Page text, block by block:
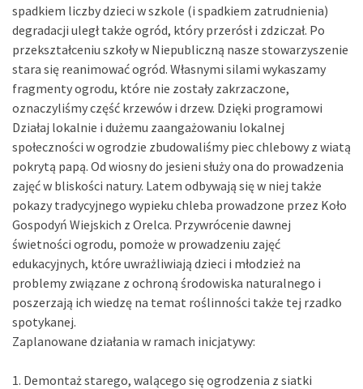
spadkiem liczby dzieci w szkole (i spadkiem zatrudnienia)
degradacji uległ także ogród, który przerósł i zdziczał. Po
przekształceniu szkoły w Niepubliczną nasze stowarzyszenie
stara się reanimować ogród. Własnymi silami wykaszamy
fragmenty ogrodu, które nie zostały zakrzaczone,
oznaczyliśmy część krzewów i drzew. Dzięki programowi
Działaj lokalnie i dużemu zaangażowaniu lokalnej
społeczności w ogrodzie zbudowaliśmy piec chlebowy z wiatą
pokrytą papą. Od wiosny do jesieni służy ona do prowadzenia
zajęć w bliskości natury. Latem odbywają się w niej także
pokazy tradycyjnego wypieku chleba prowadzone przez Koło
Gospodyń Wiejskich z Orelca. Przywrócenie dawnej
świetności ogrodu, pomoże w prowadzeniu zajęć
edukacyjnych, które uwrażliwiają dzieci i młodzież na
problemy związane z ochroną środowiska naturalnego i
poszerzają ich wiedzę na temat roślinności także tej rzadko
spotykanej.
Zaplanowane działania w ramach inicjatywy:
1. Demontaż starego, walącego się ogrodzenia z siatki